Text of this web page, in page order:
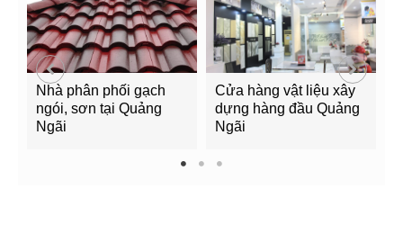
Nhà phân phối gạch
ngói, sơn tại Quảng
Ngãi
Cửa hàng vật liệu xây
dựng hàng đầu Quảng
Ngãi
1 2 3